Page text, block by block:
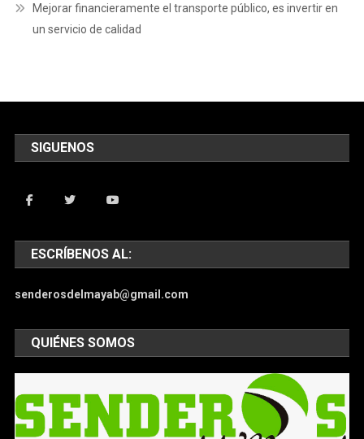
Mejorar financieramente el transporte público, es invertir en
un servicio de calidad
SIGUENOS
ESCRÍBENOS AL:
senderosdelmayab@gmail.com
QUIÉNES SOMOS